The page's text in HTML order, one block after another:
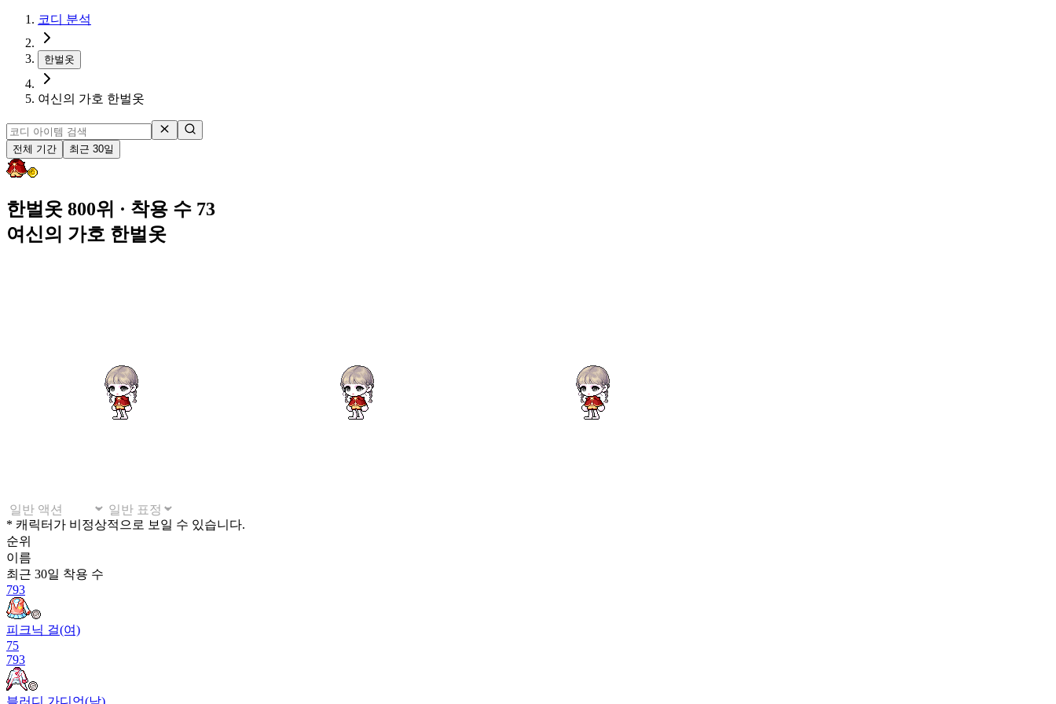
코디 분석
한벌옷
여신의 가호 한벌옷
전체 기간 최근 30일
한벌옷 800위 · 착용 수 73
여신의 가호 한벌옷
* 캐릭터가 비정상적으로 보일 수 있습니다.
순위
이름
최근 30일 착용 수
793
피크닉 걸(여)
75
793